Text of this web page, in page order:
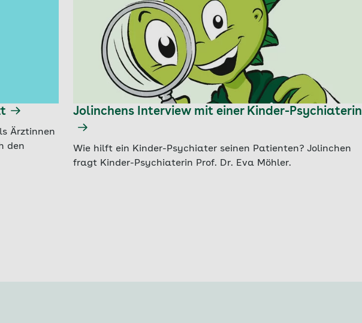
Ärztinnen
den
Jolinchens Interview mit einer Kinder-Psychiaterin
Wie hilft ein Kinder-Psychiater seinen Patienten? Jolinchen
fragt Kinder-Psychiaterin Prof. Dr. Eva Möhler.